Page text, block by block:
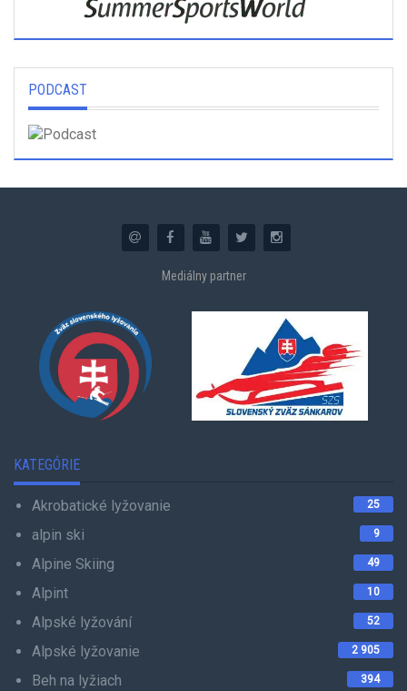
PODCAST
Mediálny partner
KATEGÓRIE
Akrobatické lyžovanie 25
alpin ski 9
Alpine Skiing 49
Alpint 10
Alpské lyžování 52
Alpské lyžovanie 2 905
Beh na lyžiach 394